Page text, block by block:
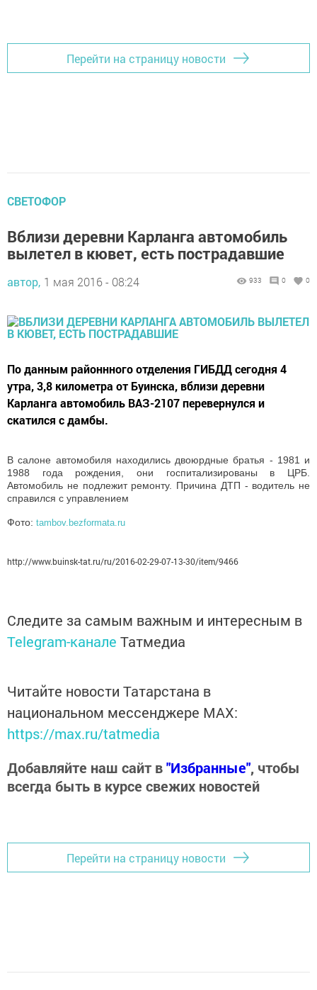
Перейти на страницу новости
СВЕТОФОР
Вблизи деревни Карланга автомобиль
вылетел в кювет, есть пострадавшие
автор, 1 мая 2016 - 08:24 933 0 0
По данным районнного отделения ГИБДД сегодня 4
утра, 3,8 километра от Буинска, вблизи деревни
Карланга автомобиль ВАЗ-2107 перевернулся и
скатился с дамбы.
В салоне автомобиля находились двоюрдные братья - 1981 и
1988 года рождения, они госпитализированы в ЦРБ.
Автомобиль не подлежит ремонту. Причина ДТП - водитель не
справился с управлением
Фото: tambov.bezformata.ru
http://www.buinsk-tat.ru/ru/2016-02-29-07-13-30/item/9466
Следите за самым важным и интересным в
Telegram-канале Татмедиа
Читайте новости Татарстана в
национальном мессенджере MАХ:
https://max.ru/tatmedia
Добавляйте наш сайт в"Избранные", чтобы
всегда быть в курсе свежих новостей
Перейти на страницу новости